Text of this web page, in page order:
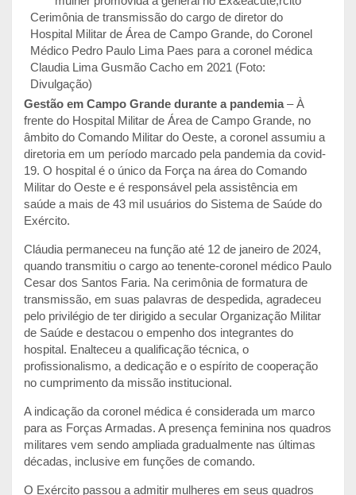
Cerimônia de transmissão do cargo de diretor do
Hospital Militar de Área de Campo Grande, do Coronel
Médico Pedro Paulo Lima Paes para a coronel médica
Claudia Lima Gusmão Cacho em 2021 (Foto:
Divulgação)
Gestão em Campo Grande durante a pandemia– À
frente do Hospital Militar de Área de Campo Grande, no
âmbito do Comando Militar do Oeste, a coronel assumiu a
diretoria em um período marcado pela pandemia da covid-
19. O hospital é o único da Força na área do Comando
Militar do Oeste e é responsável pela assistência em
saúde a mais de 43 mil usuários do Sistema de Saúde do
Exército.
Cláudia permaneceu na função até 12 de janeiro de 2024,
quando transmitiu o cargo ao tenente-coronel médico Paulo
Cesar dos Santos Faria. Na cerimônia de formatura de
transmissão, em suas palavras de despedida, agradeceu
pelo privilégio de ter dirigido a secular Organização Militar
de Saúde e destacou o empenho dos integrantes do
hospital. Enalteceu a qualificação técnica, o
profissionalismo, a dedicação e o espírito de cooperação
no cumprimento da missão institucional.
A indicação da coronel médica é considerada um marco
para as Forças Armadas. A presença feminina nos quadros
militares vem sendo ampliada gradualmente nas últimas
décadas, inclusive em funções de comando.
O Exército passou a admitir mulheres em seus quadros